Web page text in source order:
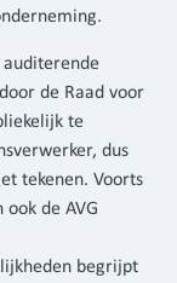
auditerende
de Raad voor
te
dus
tekenen. Voorts
de AVG
begrijpt